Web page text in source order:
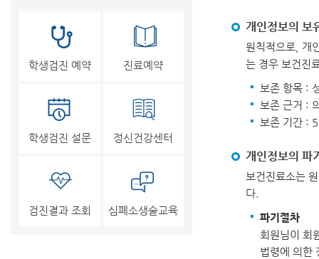
학생검진 예약 진료예약
학생검진 설문 정신건강센터
검진결과 조회 심폐소생술교육
개인정보의 보
원칙적으로, 개
는 경우 보건진
보존 항목 :
보존 근거 :
보존 기간 :
개인정보의 파
보건진료소는
다.
파기절차
회원님이 회
법령에 의한